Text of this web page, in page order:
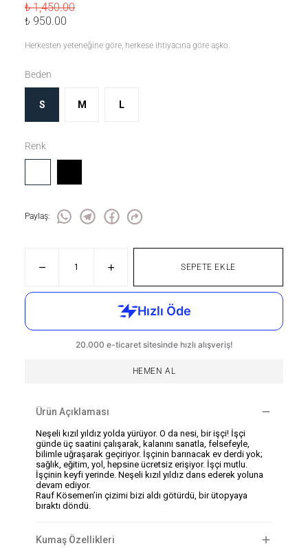
₺ 1,450.00
₺ 950.00
Herkesten yeteneğine göre, herkese ihtiyacına göre aşko.
Beden
S M L
Renk
Paylaş:
SEPETE EKLE
HEMEN AL
Ürün Açıklaması
Neşeli kızıl yıldız yolda yürüyor. O da nesi, bir işçi! İşçi
günde üç saatini çalışarak, kalanını sanatla, felsefeyle,
bilimle uğraşarak geçiriyor. İşçinin barınacak ev derdi yok;
sağlık, eğitim, yol, hepsine ücretsiz erişiyor. İşçi mutlu.
İşçinin keyfi yerinde. Neşeli kızıl yıldız dans ederek yoluna
devam ediyor.
Rauf Kösemen’in çizimi bizi aldı götürdü, bir ütopyaya
bıraktı döndü.
Kumaş Özellikleri